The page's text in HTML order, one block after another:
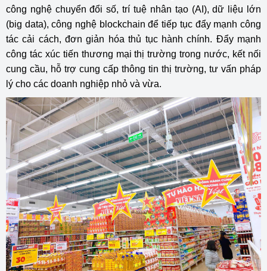
công nghệ chuyển đổi số, trí tuệ nhân tạo (AI), dữ liệu lớn
(big data), công nghệ blockchain để tiếp tục đẩy mạnh công
tác cải cách, đơn giản hóa thủ tục hành chính. Đẩy mạnh
công tác xúc tiến thương mại thị trường trong nước, kết nối
cung cầu, hỗ trợ cung cấp thông tin thị trường, tư vấn pháp
lý cho các doanh nghiệp nhỏ và vừa.